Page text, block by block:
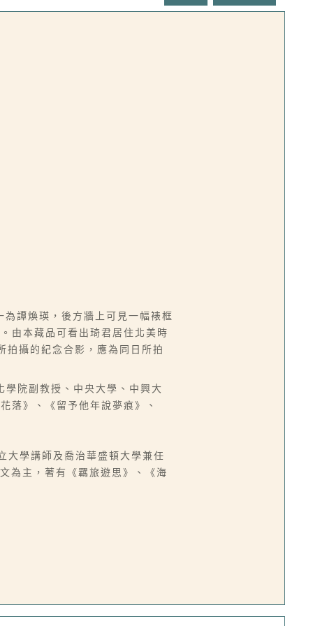
譚煥瑛，後方牆上可見一幅裱框
由本藏品可看出琦君居住北美時
攝的紀念合影，應為同日所拍
院副教授、中央大學、中興大
落》、《留予他年說夢痕》、
大學講師及喬治華盛頓大學兼任
為主，著有《羈旅遊思》、《海